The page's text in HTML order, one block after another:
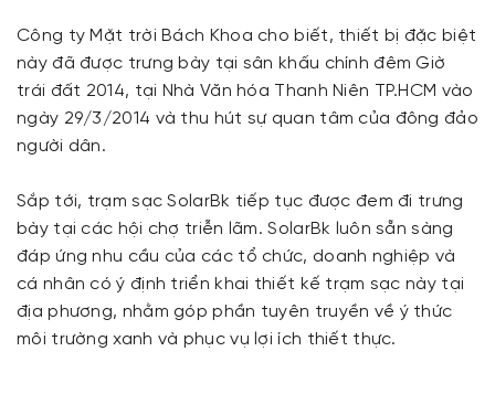
Công ty Mặt trời Bách Khoa cho biết, thiết bị đặc biệt
này đã được trưng bày tại sân khấu chính đêm Giờ
trái đất 2014, tại Nhà Văn hóa Thanh Niên TP.HCM vào
ngày 29/3/2014 và thu hút sự quan tâm của đông đảo
người dân.
Sắp tới, trạm sạc SolarBk tiếp tục được đem đi trưng
bày tại các hội chợ triễn lãm. SolarBk luôn sẵn sàng
đáp ứng nhu cầu của các tổ chức, doanh nghiệp và
cá nhân có ý định triển khai thiết kế trạm sạc này tại
địa phương, nhằm góp phần tuyên truyền về ý thức
môi trường xanh và phục vụ lợi ích thiết thực.